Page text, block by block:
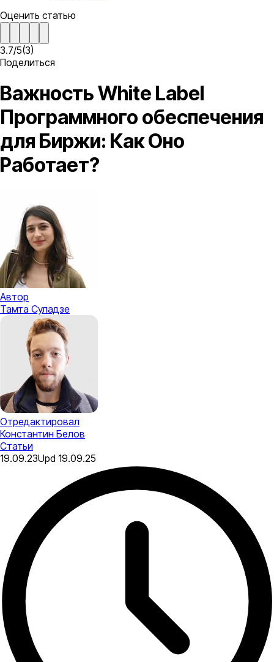
Оценить статью
3.7/5(3)
Поделиться
Важность White Label
Программного обеспечения
для Биржи: Как Оно
Работает?
Автор
Тамта Суладзе
Отредактировал
Константин Белов
Статьи
19.09.23Upd 19.09.25